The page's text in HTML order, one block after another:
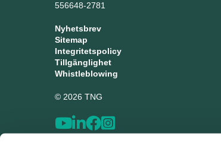
556648-2781
Nyhetsbrev
Sitemap
Integritetspolicy
Tillgänglighet
Whistleblowing
© 2026 TNG